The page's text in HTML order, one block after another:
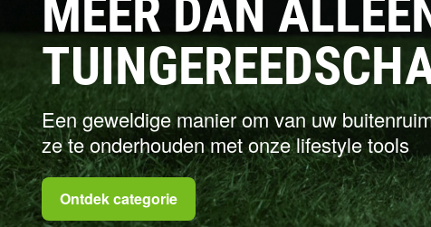
BLIJF
UW
Neem de controle over uw gereedschap!
ontvang updates met de EGO Connect-app